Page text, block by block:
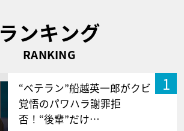
ランキング
RANKING
1
“ベテラン”船越英一郎がクビ
覚悟のパワハラ謝罪拒
否！“後輩”だけ…